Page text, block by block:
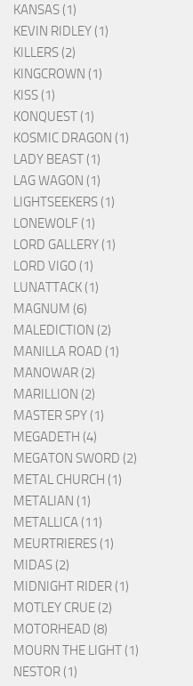
KANSAS (1)
KEVIN RIDLEY (1)
KILLERS (2)
KINGCROWN (1)
KISS (1)
KONQUEST (1)
KOSMIC DRAGON (1)
LADY BEAST (1)
LAG WAGON (1)
LIGHTSEEKERS (1)
LONEWOLF (1)
LORD GALLERY (1)
LORD VIGO (1)
LUNATTACK (1)
MAGNUM (6)
MALEDICTION (2)
MANILLA ROAD (1)
MANOWAR (2)
MARILLION (2)
MASTER SPY (1)
MEGADETH (4)
MEGATON SWORD (2)
METAL CHURCH (1)
METALIAN (1)
METALLICA (11)
MEURTRIERES (1)
MIDAS (2)
MIDNIGHT RIDER (1)
MOTLEY CRUE (2)
MOTORHEAD (8)
MOURN THE LIGHT (1)
NESTOR (1)